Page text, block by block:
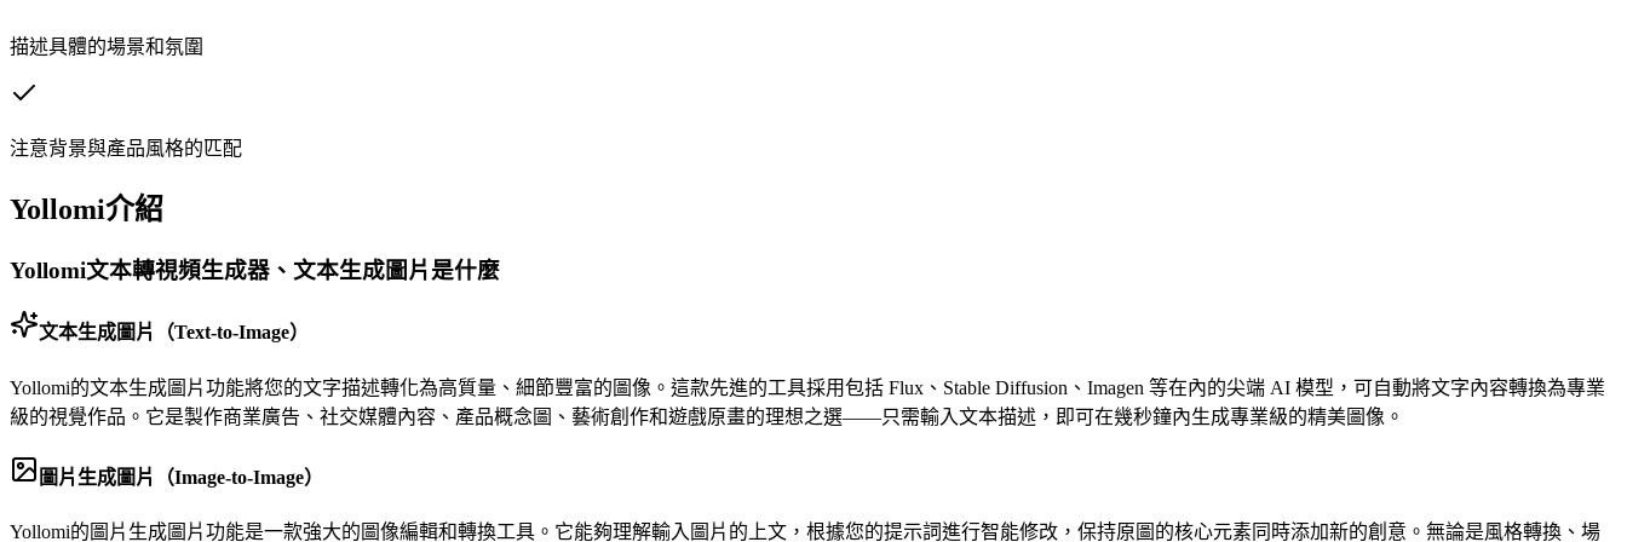
描述具體的場景和氛圍
注意背景與產品風格的匹配
Yollomi介紹
Yollomi文本轉視頻生成器、文本生成圖片是什麼
文本生成圖片（Text-to-Image）
Yollomi的文本生成圖片功能將您的文字描述轉化為高質量、細節豐富的圖像。這款先進的工具採用包括 Flux、Stable Diffusion、Imagen 等在內的尖端 AI 模型，可自動將文字內容轉換為專業
級的視覺作品。它是製作商業廣告、社交媒體內容、產品概念圖、藝術創作和遊戲原畫的理想之選——只需輸入文本描述，即可在幾秒鐘內生成專業級的精美圖像。
圖片生成圖片（Image-to-Image）
Yollomi的圖片生成圖片功能是一款強大的圖像編輯和轉換工具。它能夠理解輸入圖片的上文，根據您的提示詞進行智能修改，保持原圖的核心元素同時添加新的創意。無論是風格轉換、場